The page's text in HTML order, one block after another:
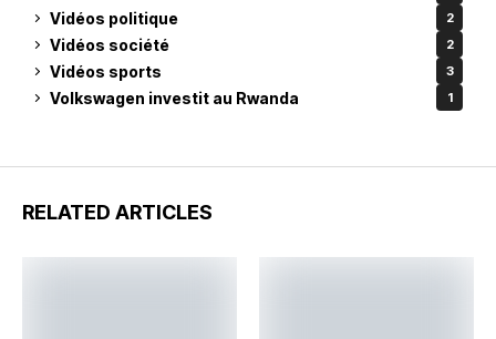
Vidéos politique 2
Vidéos société 2
Vidéos sports 3
Volkswagen investit au Rwanda 1
RELATED ARTICLES